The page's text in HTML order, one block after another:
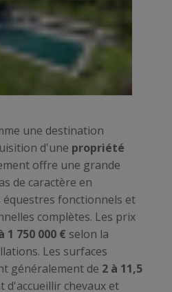
une destination
d'une propriété
offre une grande
de caractère en
équestres fonctionnels et
complètes. Les prix
1 750 000 € selon la
Les surfaces
généralement de 2 à 11,5
d'accueillir chevaux et